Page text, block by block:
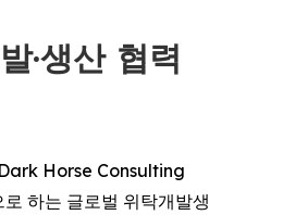
생산 협력
Horse Consulting
하는 글로벌 위탁개발생